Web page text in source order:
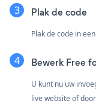
Plak de code
Plak de code in
Bewerk Free
U kunt nu uw
live website of